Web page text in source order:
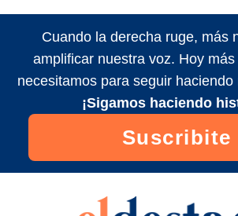
Cuando la derecha ruge, más
amplificar nuestra voz. Hoy
necesitamos para seguir haciendo
¡Sigamos haciendo
Suscribite